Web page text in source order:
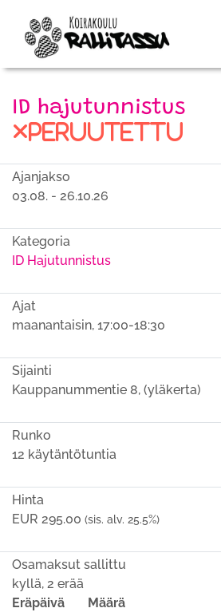
ID hajutunnistus
peruutettu
Ajanjakso
03.08. - 26.10.26
Kategoria
ID Hajutunnistus
Ajat
maanantaisin, 17:00-18:30
Sijainti
Kauppanummentie 8, (yläkerta)
Runko
12 käytäntötuntia
Hinta
EUR 295.00 (sis. alv. 25.5%)
Osamaksut sallittu
kyllä, 2 erää
Eräpäivä
Määrä